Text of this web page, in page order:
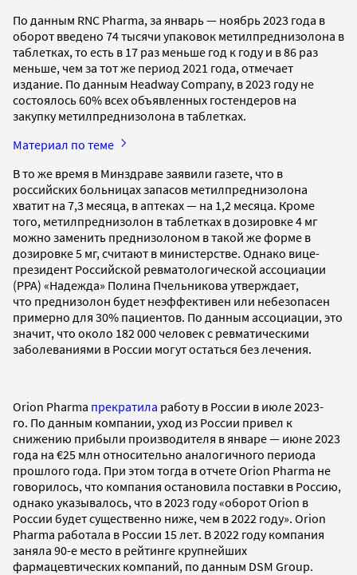
По данным RNC Pharma, за январь — ноябрь 2023 года в
оборот введено 74 тысячи упаковок метилпреднизолона в
таблетках, то есть в 17 раз меньше год к году и в 86 раз
меньше, чем за тот же период 2021 года, отмечает
издание. По данным Headway Company, в 2023 году не
состоялось 60% всех объявленных гостендеров на
закупку метилпреднизолона в таблетках.
Материал по теме
В то же время в Минздраве заявили газете, что в
российских больницах запасов метилпреднизолона
хватит на 7,3 месяца, в аптеках — на 1,2 месяца. Кроме
того, метилпреднизолон в таблетках в дозировке 4 мг
можно заменить преднизолоном в такой же форме в
дозировке 5 мг, считают в министерстве. Однако вице-
президент Российской ревматологической ассоциации
(РРА) «Надежда» Полина Пчельникова утверждает,
что преднизолон будет неэффективен или небезопасен
примерно для 30% пациентов. По данным ассоциации, это
значит, что около 182 000 человек с ревматическими
заболеваниями в России могут остаться без лечения.
Orion Pharma прекратила работу в России в июле 2023-
го. По данным компании, уход из России привел к
снижению прибыли производителя в январе — июне 2023
года на €25 млн относительно аналогичного периода
прошлого года. При этом тогда в отчете Orion Pharma не
говорилось, что компания остановила поставки в Россию,
однако указывалось, что в 2023 году «оборот Orion в
России будет существенно ниже, чем в 2022 году». Orion
Pharma работала в России 15 лет. В 2022 году компания
заняла 90-е место в рейтинге крупнейших
фармацевтических компаний, по данным DSM Group.